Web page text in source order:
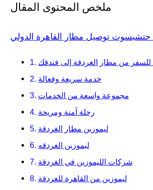
ملخص المحتوى المقال
توصيل مطار القاهرة الدولي
من مطار الغردقة إلى فندقك
خدمة سريعة وفعالة
مجموعة واسعة من الخدمات
رحلة آمنة ومريحة
ليموزين مطار الغردقة
ليموزين الغردقه
شركات الليموزين في الغردقة
ليموزين من القاهرة للغردقة